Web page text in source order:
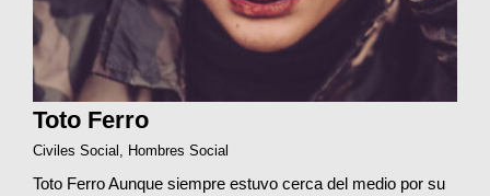
Toto Ferro
Civiles Social Hombres Social
Toto Ferro Aunque siempre estuvo cerca del medio por su